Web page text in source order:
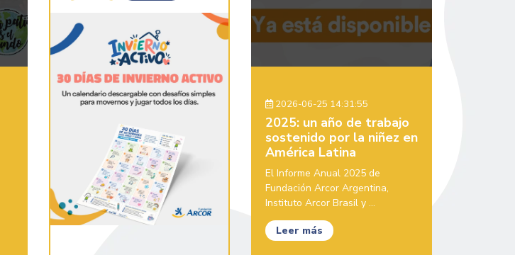
2026-06-25 14:31:55
2025: un año de trabajo
sostenido por la niñez en
América Latina
El Informe Anual 2025 de
Fundación Arcor Argentina,
Instituto Arcor Brasil y ...
Leer más